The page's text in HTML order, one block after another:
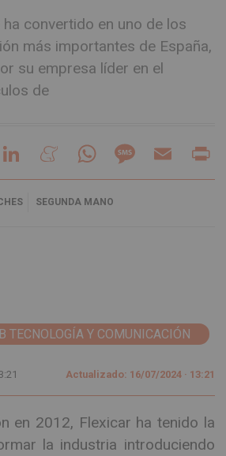
convertido en uno de los
más importantes de España,
su empresa líder en el
de
LinkedIn MeneameWhatsAppMessageEmail
SEGUNDA MANO
TECNOLOGÍA Y COMUNICACIÓN
Actualizado: 16/07/2024 · 13:21
en 2012, Flexicar ha tenido la
la industria introduciendo